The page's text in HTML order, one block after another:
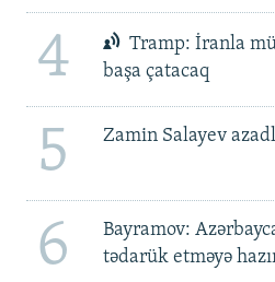
4
Tramp: İranla
başa çatacaq
5 Zamin Salayev
6
Bayramov:
tədarük etməyə